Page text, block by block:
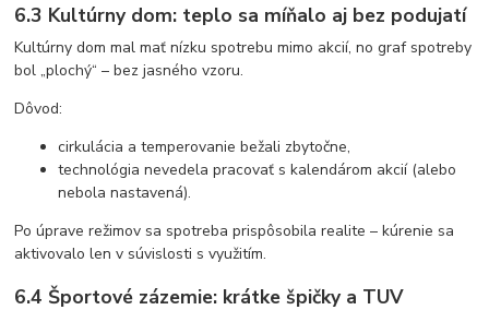
6.3 Kultúrny dom: teplo sa míňalo aj bez podujatí
Kultúrny dom mal mať nízku spotrebu mimo akcií, no graf spotreby
bol „plochý“ – bez jasného vzoru.
Dôvod:
cirkulácia a temperovanie bežali zbytočne,
technológia nevedela pracovať s kalendárom akcií (alebo
nebola nastavená).
Po úprave režimov sa spotreba prispôsobila realite – kúrenie sa
aktivovalo len v súvislosti s využitím.
6.4 Športové zázemie: krátke špičky a TUV